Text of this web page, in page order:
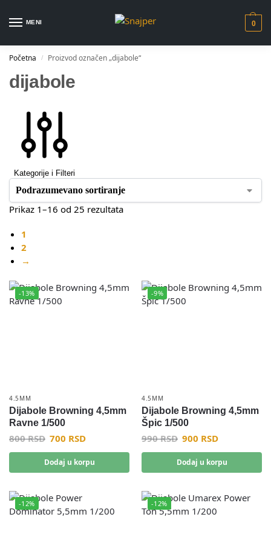
MENI 0
Početna / Proizvod označen „dijabole“
dijabole
Kategorije i Filteri
Prikaz 1–16 od 25 rezultata
1
2
→
-13%
4.5MM
Dijabole Browning 4,5mm
Ravne 1/500
800RSD 700 RSD
Dodaj u korpu
-9%
4.5MM
Dijabole Browning 4,5mm
Špic 1/500
990RSD 900 RSD
Dodaj u korpu
-12% -12%